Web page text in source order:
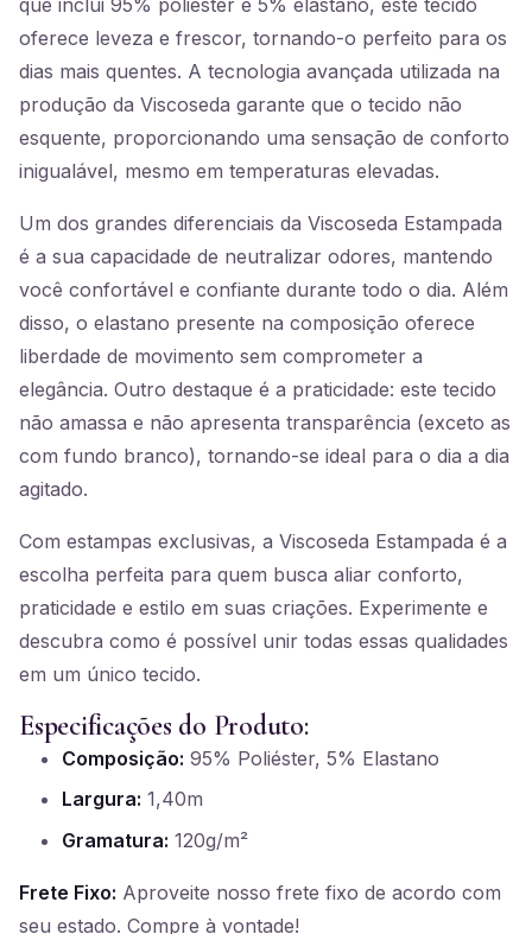
que inclui 95% poliéster e 5% elastano, este tecido
oferece leveza e frescor, tornando-o perfeito para os
dias mais quentes. A tecnologia avançada utilizada na
produção da Viscoseda garante que o tecido não
esquente, proporcionando uma sensação de conforto
inigualável, mesmo em temperaturas elevadas.
Um dos grandes diferenciais da Viscoseda Estampada
é a sua capacidade de neutralizar odores, mantendo
você confortável e confiante durante todo o dia. Além
disso, o elastano presente na composição oferece
liberdade de movimento sem comprometer a
elegância. Outro destaque é a praticidade: este tecido
não amassa e não apresenta transparência (exceto as
com fundo branco), tornando-se ideal para o dia a dia
agitado.
Com estampas exclusivas, a Viscoseda Estampada é a
escolha perfeita para quem busca aliar conforto,
praticidade e estilo em suas criações. Experimente e
descubra como é possível unir todas essas qualidades
em um único tecido.
Especificações do Produto:
Composição: 95% Poliéster, 5% Elastano
Largura: 1,40m
Gramatura: 120g/m²
Frete Fixo: Aproveite nosso frete fixo de acordo com
seu estado. Compre à vontade!